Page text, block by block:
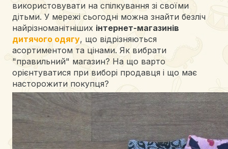
використовувати на спілкування зі своїми
дітьми. У мережі сьогодні можна знайти безліч
найрізноманітніших інтернет-магазинів
дитячого одягу, що відрізняються
асортиментом та цінами. Як вибрати
"правильний" магазин? На що варто
орієнтуватися при виборі продавця і що має
насторожити покупця?